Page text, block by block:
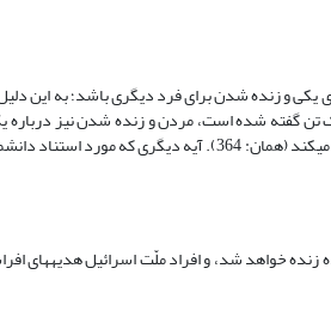
یکی و زنده شدن برای فرد دیگری باشد؛ به این
گفته شده است، مردن و زنده شدن نیز درباره
بود. به نظر علمای یهود، این آیه ادعای کسانی را که می‏گویند موضوع رستاخیز مردگان در تورات نیامده است، تکذیب می‏کند
زنده خواهد شد، و افراد ملّت اسرائیل هدیه‏های